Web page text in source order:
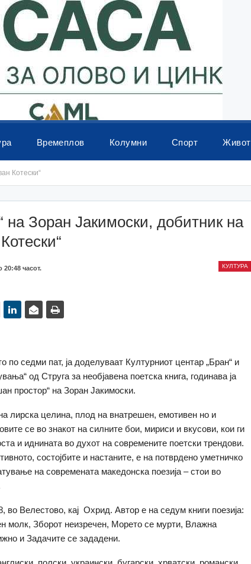
Времеплов Колумни Спорт Живот
Котески“
на Зоран Јакимоски, добитник на
КУЛТУРА
20:48 часот.
по седми пат, ја доделуваат Културниот центар „Бран“ и
од Струга за необјавена поетска книга, годинава ја
простор“ на Зоран Јакимоски.
лирска целина, плод на внатрешен, емотивен но и
се во знакот на силните бои, мириси и вкусови, кои ги
и иднината во духот на современите поетски трендови.
состојбите и настаните, е на потврдено уметничко
на современата македонска поезија – стои во
во Велестово, кај Охрид. Автор е на седум книги поезија:
молк, Зборот неизречен, Морето се мурти, Влажна
и Задачите се зададени.